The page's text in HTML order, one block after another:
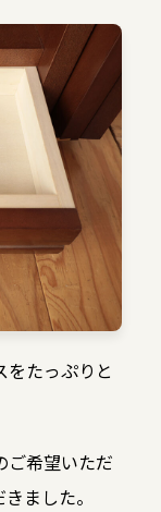
たっぷりと
ご希望いただ
ました。